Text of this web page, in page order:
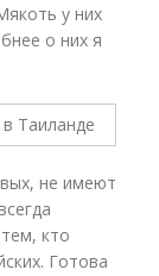
у них
о них я
не имеют
кто
Готова